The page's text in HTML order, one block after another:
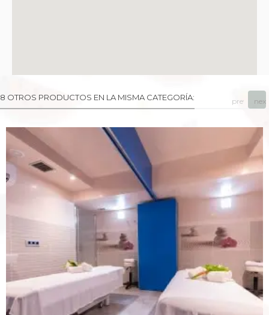
8 OTROS PRODUCTOS EN LA MISMA CATEGORÍA: prev next